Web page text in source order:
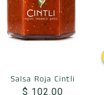
Salsa Roja Cintli
$ 102.00